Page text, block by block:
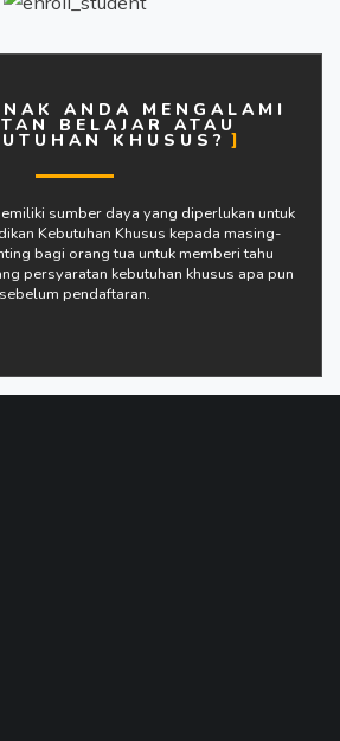
ANDA MENGALAMI
BELAJAR ATAU
KHUSUS?
sumber daya yang diperlukan untuk
Kebutuhan Khusus kepada masing-
bagi orang tua untuk memberi tahu
persyaratan kebutuhan khusus apa pun
sebelum pendaftaran.